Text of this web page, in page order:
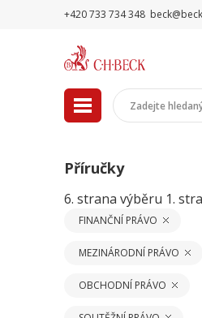
+420 733 734 348
Příručky
6. strana výběru 1.
FINANČNÍ PRÁVO
MEZINÁRODNÍ PRÁVO
OBCHODNÍ PRÁVO